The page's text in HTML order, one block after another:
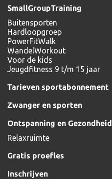
SmallGroupTraining
Buitensporten
Hardloopgroep
PowerFitWalk
WandelWorkout
Voor de kids
Jeugdfitness 9 t/m 15 jaar
Tarieven sportabonnement
Zwanger en sporten
Ontspanning en Gezondheid
Relaxruimte
Gratis proefles
Inschrijven